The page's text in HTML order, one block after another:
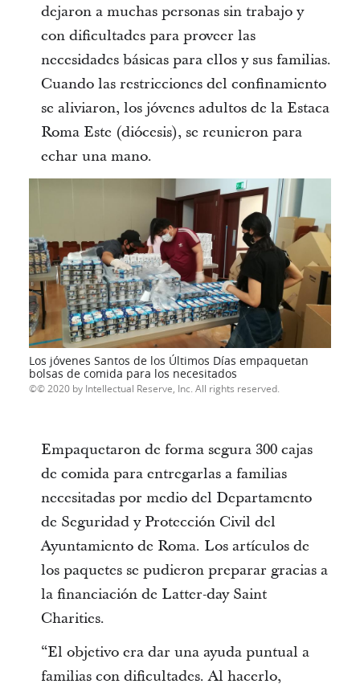
dejaron a muchas personas sin trabajo y
con dificultades para proveer las
necesidades básicas para ellos y sus familias.
Cuando las restricciones del confinamiento
se aliviaron, los jóvenes adultos de la Estaca
Roma Este (diócesis), se reunieron para
echar una mano.
Los jóvenes Santos de los Últimos Días empaquetan
bolsas de comida para los necesitados
© 2020 by Intellectual Reserve, Inc. All rights reserved.
Empaquetaron de forma segura 300 cajas
de comida para entregarlas a familias
necesitadas por medio del Departamento
de Seguridad y Protección Civil del
Ayuntamiento de Roma. Los artículos de
los paquetes se pudieron preparar gracias a
la financiación de Latter-day Saint
Charities.
“El objetivo era dar una ayuda puntual a
familias con dificultades. Al hacerlo,